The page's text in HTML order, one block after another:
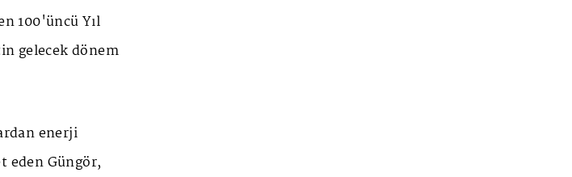
100'üncü Yıl
gelecek dönem
enerji
eden Güngör,